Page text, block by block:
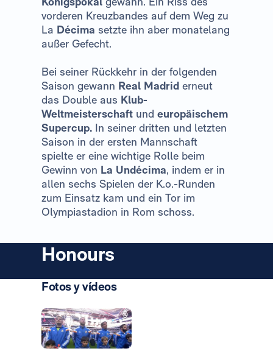
vorderen Kreuzbandes auf dem Weg zu
La Décima setzte ihn aber monatelang
außer Gefecht.
Bei seiner Rückkehr in der folgenden
Saison gewann Real Madrid erneut
das Double aus Klub-
Weltmeisterschaft und europäischem
Supercup. In seiner dritten und letzten
Saison in der ersten Mannschaft
spielte er eine wichtige Rolle beim
Gewinn von La Undécima, indem er in
allen sechs Spielen der K.o.-Runden
zum Einsatz kam und ein Tor im
Olympiastadion in Rom schoss.
Honours
Fotos y vídeos